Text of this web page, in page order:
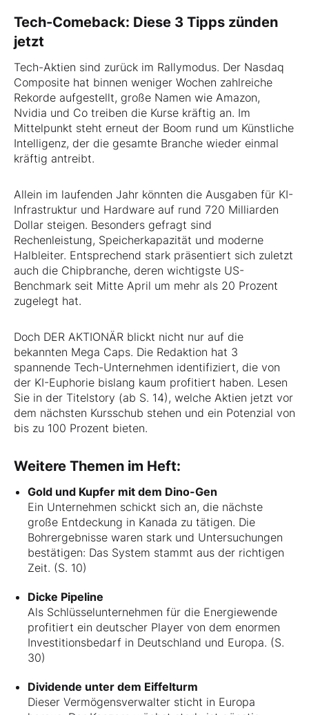
Tech-Comeback: Diese 3 Tipps zünden
jetzt
Tech-Aktien sind zurück im Rallymodus. Der Nasdaq
Composite hat binnen weniger Wochen zahlreiche
Rekorde aufgestellt, große Namen wie Amazon,
Nvidia und Co treiben die Kurse kräftig an. Im
Mittelpunkt steht erneut der Boom rund um Künstliche
Intelligenz, der die gesamte Branche wieder einmal
kräftig antreibt.
Allein im laufenden Jahr könnten die Ausgaben für KI-
Infrastruktur und Hardware auf rund 720 Milliarden
Dollar steigen. Besonders gefragt sind
Rechenleistung, Speicherkapazität und moderne
Halbleiter. Entsprechend stark präsentiert sich zuletzt
auch die Chipbranche, deren wichtigste US-
Benchmark seit Mitte April um mehr als 20 Prozent
zugelegt hat.
Doch DER AKTIONÄR blickt nicht nur auf die
bekannten Mega Caps. Die Redaktion hat 3
spannende Tech-Unternehmen identifiziert, die von
der KI-Euphorie bislang kaum profitiert haben. Lesen
Sie in der Titelstory (ab S. 14), welche Aktien jetzt vor
dem nächsten Kursschub stehen und ein Potenzial von
bis zu 100 Prozent bieten.
Weitere Themen im Heft:
Gold und Kupfer mit dem Dino-Gen
Ein Unternehmen schickt sich an, die nächste
große Entdeckung in Kanada zu tätigen. Die
Bohrergebnisse waren stark und Untersuchungen
bestätigen: Das System stammt aus der richtigen
Zeit. (S. 10)
Dicke Pipeline
Als Schlüsselunternehmen für die Energiewende
profitiert ein deutscher Player von dem enormen
Investitionsbedarf in Deutschland und Europa. (S.
30)
Dividende unter dem Eiffelturm
Dieser Vermögensverwalter sticht in Europa